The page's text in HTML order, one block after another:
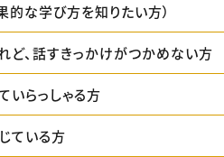
的な学び方を知りたい方）
ど、話すきっかけがつかめない方
いらっしゃる方
ている方